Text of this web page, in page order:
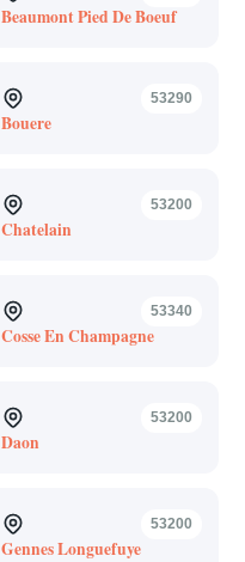
Beaumont Pied De Boeuf
53290
Bouere
53200
Chatelain
53340
Cosse En Champagne
53200
Daon
53200
Gennes Longuefuye